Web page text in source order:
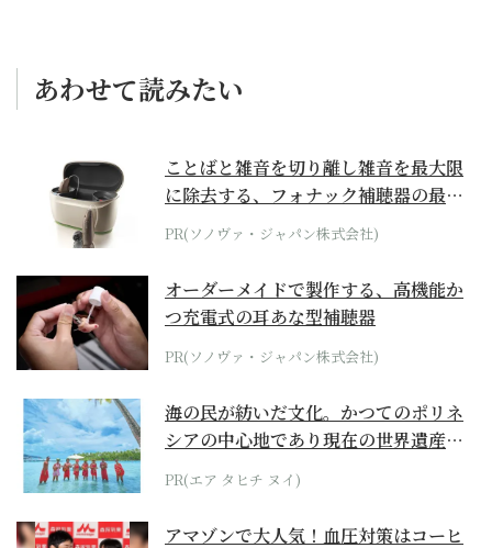
あわせて読みたい
ことばと雑音を切り離し雑音を最大限
に除去する、フォナック補聴器の最上
位モデル
PR(ソノヴァ・ジャパン株式会社)
オーダーメイドで製作する、高機能か
つ充電式の耳あな型補聴器
PR(ソノヴァ・ジャパン株式会社)
海の民が紡いだ文化。かつてのポリネ
シアの中心地であり現在の世界遺産か
らみえてくる...
PR(エア タヒチ ヌイ)
アマゾンで大人気！血圧対策はコーヒ